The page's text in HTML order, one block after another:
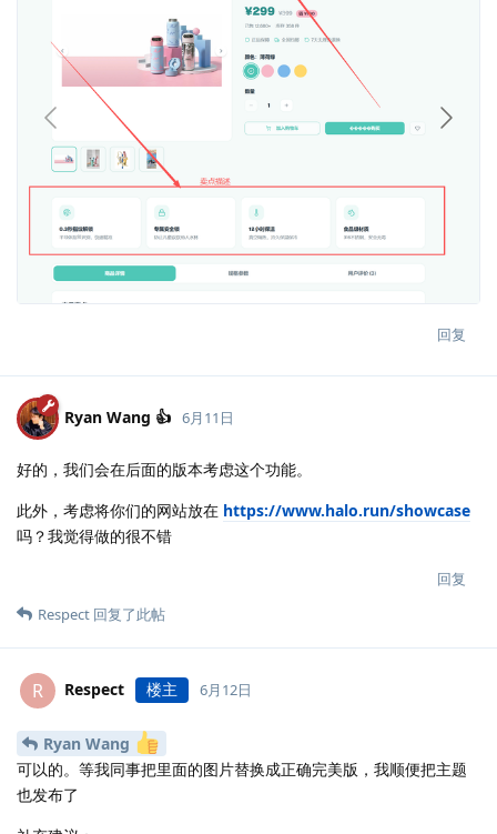
回复
Ryan Wang 👍 6月11日
好的，我们会在后面的版本考虑这个功能。
此外，考虑将你们的网站放在 https://www.halo.run/showcase
吗？我觉得做的很不错
回复
Respect 回复了此帖
R Respect 楼主 6月12日
Ryan Wang
可以的。等我同事把里面的图片替换成正确完美版，我顺便把主题
也发布了